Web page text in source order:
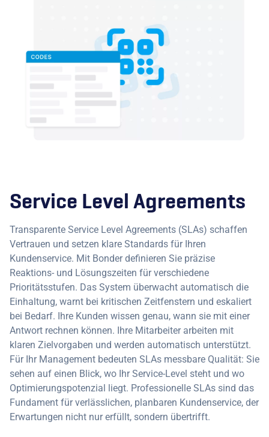
Service Level Agreements
Transparente Service Level Agreements (SLAs) schaffen
Vertrauen und setzen klare Standards für Ihren
Kundenservice. Mit Bonder definieren Sie präzise
Reaktions- und Lösungszeiten für verschiedene
Prioritätsstufen. Das System überwacht automatisch die
Einhaltung, warnt bei kritischen Zeitfenstern und eskaliert
bei Bedarf. Ihre Kunden wissen genau, wann sie mit einer
Antwort rechnen können. Ihre Mitarbeiter arbeiten mit
klaren Zielvorgaben und werden automatisch unterstützt.
Für Ihr Management bedeuten SLAs messbare Qualität: Sie
sehen auf einen Blick, wo Ihr Service-Level steht und wo
Optimierungspotenzial liegt. Professionelle SLAs sind das
Fundament für verlässlichen, planbaren Kundenservice, der
Erwartungen nicht nur erfüllt, sondern übertrifft.